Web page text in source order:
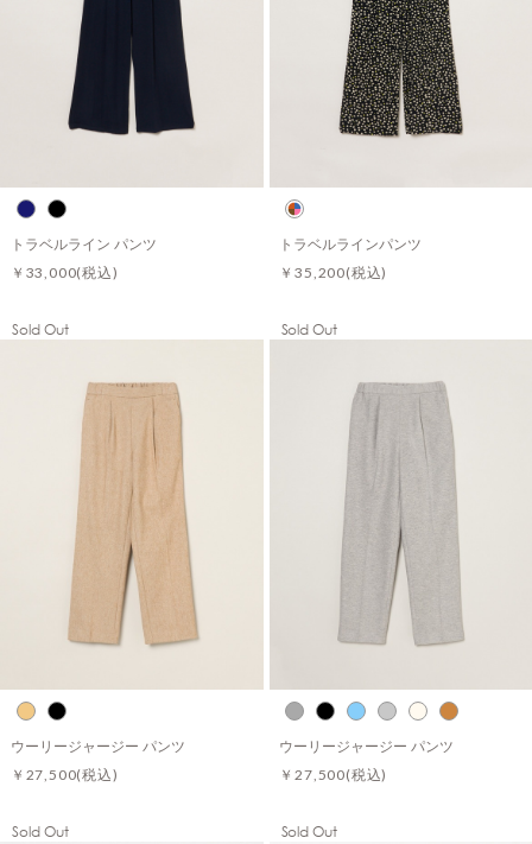
トラベルライン パンツ
￥33,000(税込)
トラベルラインパンツ
￥35,200(税込)
Sold Out
ウーリージャージー パンツ
￥27,500(税込)
Sold Out
ウーリージャージー パンツ
￥27,500(税込)
Sold Out Sold Out